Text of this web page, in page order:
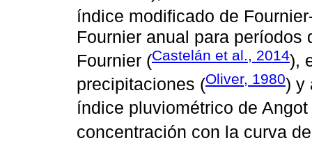
índice modificado de
Fournier anual para
Fournier (Castelán et al., 2014),
precipitaciones (Oliver, 1980) y
índice pluviométrico de Angot
concentración con la curva